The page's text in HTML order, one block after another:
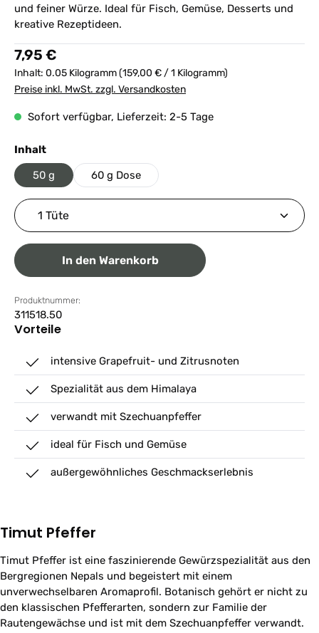
und feiner Würze. Ideal für Fisch, Gemüse, Desserts und
kreative Rezeptideen.
Regulärer Preis:
7,95 €
Inhalt: 0.05 Kilogramm(159,00 € / 1 Kilogramm)
Preise inkl. MwSt. zzgl. Versandkosten
Sofort verfügbar, Lieferzeit: 2-5 Tage
Inhaltauswählen
50 g 60 g Dose
Produkt Anzahl: Gib den gewünschten Wert ein
In den Warenkorb
Produktnummer:
311518.50
Vorteile
intensive Grapefruit- und Zitrusnoten
Spezialität aus dem Himalaya
verwandt mit Szechuanpfeffer
ideal für Fisch und Gemüse
außergewöhnliches Geschmackserlebnis
Timut Pfeffer
Timut Pfeffer ist eine faszinierende Gewürzspezialität aus den
Bergregionen Nepals und begeistert mit einem
unverwechselbaren Aromaprofil. Botanisch gehört er nicht zu
den klassischen Pfefferarten, sondern zur Familie der
Rautengewächse und ist mit dem Szechuanpfeffer verwandt.